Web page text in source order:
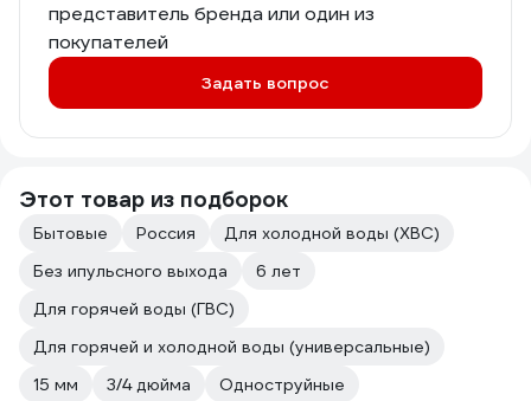
представитель бренда или один из
покупателей
Задать вопрос
Этот товар из подборок
Бытовые Россия
Для холодной воды (ХВС)
Без ипульсного выхода
6 лет
Для горячей воды (ГВС)
Для горячей и холодной воды (универсальные)
15 мм
3/4 дюйма
Одноструйные